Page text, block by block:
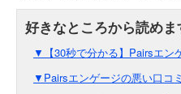
▼【30秒で分かる】Pairsエン
▼Pairsエンゲージの悪い口コ